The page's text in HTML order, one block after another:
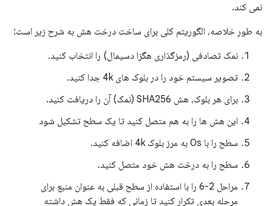
نمی کند.
به طور خلاصه، الگوریتم کلی برای ساخت درخت هش به شرح زیر است:
نمک تصادفی (رمزگذاری هگزا دسیمال) را انتخاب کنید.
تصویر سیستم خود را در بلوک های 4k جدا کنید.
برای هر بلوک، هش SHA256 (نمک) آن را دریافت کنید.
این هش ها را به هم متصل کنید تا یک سطح تشکیل شود
سطح را با 0s به مرز بلوک 4k اضافه کنید.
سطح را به درخت هش خود متصل کنید.
مراحل 2-6 را با استفاده از سطح قبلی به عنوان منبع برای
مرحله بعدی تکرار کنید تا زمانی که فقط یک هش داشته